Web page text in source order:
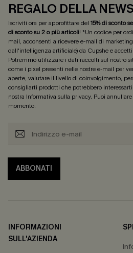
REGALO DELLA
Iscriviti ora per approfittare del 15% di sconto
di sconto su 2 o più articoli! *Un codice per
mail, acconsenti a ricevere e-mail di
dall'intelligenza artificiale) da Cupshe e
Potremmo utilizzare i dati raccolti sul nostro
come i pixel presenti nelle nostre e-mail per
aperte, valutare il livello di coinvolgimento,
consigliarti prodotti che potrebbero
nostra Informativa sulla privacy. Puoi
momento.
ABBONATI
INFORMAZIONI
SULL'AZIENDA